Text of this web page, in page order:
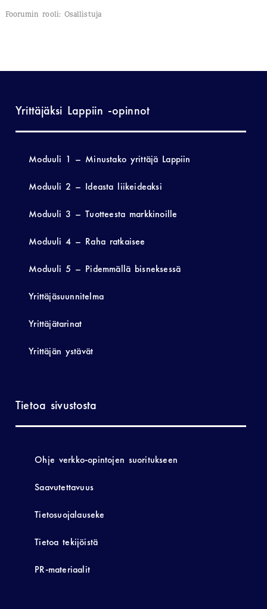
Foorumin rooli: Osallistuja
Yrittäjäksi Lappiin -opinnot
Moduuli 1 – Minustako yrittäjä Lappiin
Moduuli 2 – Ideasta liikeideaksi
Moduuli 3 – Tuotteesta markkinoille
Moduuli 4 – Raha ratkaisee
Moduuli 5 – Pidemmällä bisneksessä
Yrittäjäsuunnitelma
Yrittäjätarinat
Yrittäjän ystävät
Tietoa sivustosta
Ohje verkko-opintojen suoritukseen
Saavutettavuus
Tietosuojalauseke
Tietoa tekijöistä
PR-materiaalit